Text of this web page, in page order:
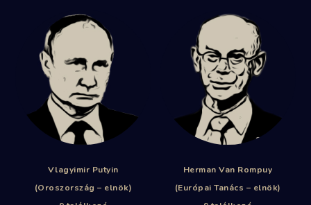
Vlagyimir Putyin
(Oroszország – elnök)
Herman Van Rompuy
(Európai Tanács – elnök)